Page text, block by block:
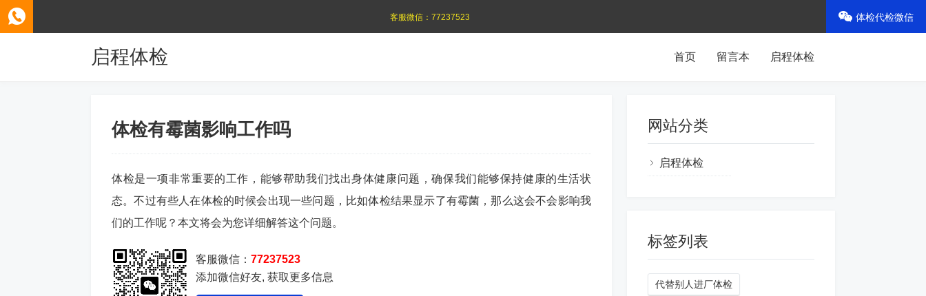
启程体检 首页 留言本 启程体检
体检有霉菌影响工作吗
体检是一项非常重要的工作，能够帮助我们找出身体健康问题，确保我们能够保持健康的生活状
态。不过有些人在体检的时候会出现一些问题，比如体检结果显示了有霉菌，那么这会不会影响我
们的工作呢？本文将会为您详细解答这个问题。
客服微信： 77237523
添加微信好友, 获取更多信息
网站分类
启程体检
标签列表
代替别人进厂体检
客服微信： 77237523 体检代检微信